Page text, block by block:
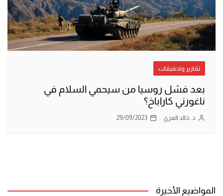
تقارير وتحقيقات
بعد فشل روسيا من سيحمي السلام في
ناغورني كاراباخ؟
د. خالد العزي 29/09/2023
المواضيع الأخيرة